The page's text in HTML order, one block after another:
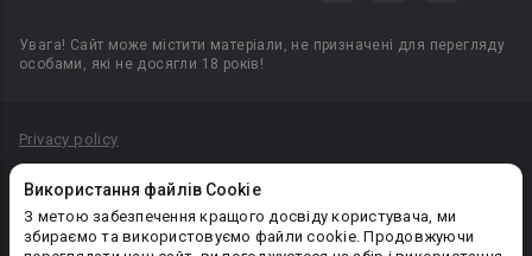
Використання файлів Cookie
З метою забезпечення кращого досвіду користувача, ми
збираємо та використовуємо файли cookie. Продовжуючи
Увага! Сайт може містити матеріали, не призначені для перегляду
особами, які не досягли 18 років!
Privacy policy
Політика конфіденційності